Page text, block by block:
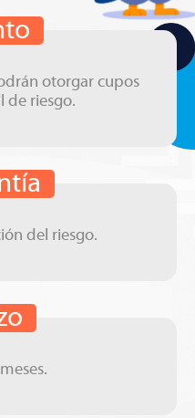
otorgar cupos
de riesgo.
del riesgo.